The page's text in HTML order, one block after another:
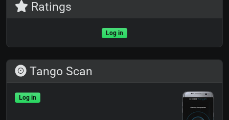
Ratings
Log in
Tango Scan
Log in